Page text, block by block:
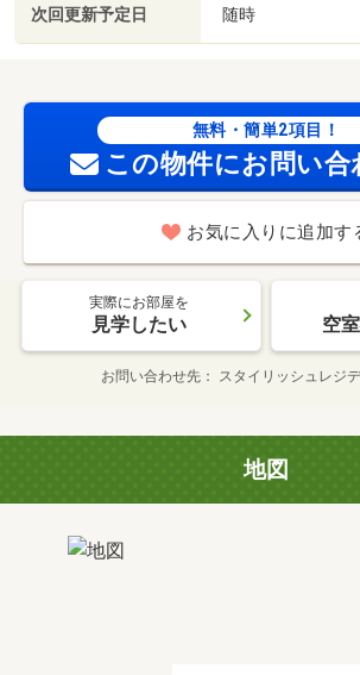
次回更新予定日 随時
無料・簡単2項目！
この物件にお問い合
お気に入りに追加す
実際にお部屋を
見学したい 空
お問い合わせ先 スタイリッシュレジデ
地図